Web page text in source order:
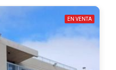
EN VENTA